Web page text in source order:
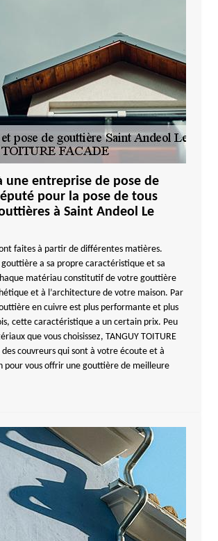
une entreprise de pose de
pour la pose de tous
à Saint Andeol Le
faites à partir de différentes matières.
gouttière a sa propre caractéristique et sa
matériau constitutif de votre gouttière
et à l’architecture de votre maison. Par
en cuivre est plus performante et plus
cette caractéristique a un certain prix. Peu
que vous choisissez, TANGUY TOITURE
des couvreurs qui sont à votre écoute et à
pour vous offrir une gouttière de meilleure